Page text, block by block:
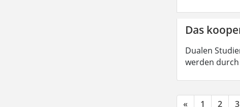
Das
Dualen
werden
« 1 2 3